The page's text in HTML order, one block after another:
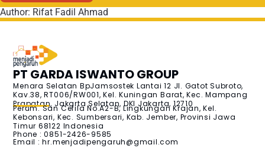
Author: Rifat Fadil Ahmad
PT GARDA ISWANTO GROUP
Menara Selatan BpJamsostek Lantai 12 Jl. Gatot Subroto,
Kav.38, RT006/RW001, Kel. Kuningan Barat, Kec. Mampang
Prapatan, Jakarta Selatan, DKI Jakarta, 12710
Perum. San Cefila No.A2-B, Lingkungan Krajan, Kel.
Kebonsari, Kec. Sumbersari, Kab. Jember, Provinsi Jawa
Timur 68122 Indonesia
Phone : 0851-2426-9585
Email :hr.menjadipengaruh@gmail.com